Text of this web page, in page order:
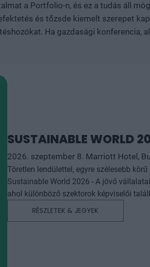
a Portfolio-n, és ez a tudás áll
és tőzsde kiemelt szerepet
Ha gazdasági konferencia,
SUSTAINABLE WORLD
2026. szeptember 8. Marriott Hotel,
Töretlen lendülettel, egyre szélesebb
Sustainable World 2026 - A jövő
ahol különböző szektorok képviselői
és a kézzel fogható eredményeiket. A fenntarthatósági törekvések és megoldások megkérdőjelezhetetlen súlyát,
RÉSZLETEK & JEGYEK